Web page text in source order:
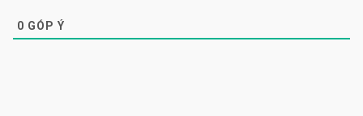
0 GÓP Ý